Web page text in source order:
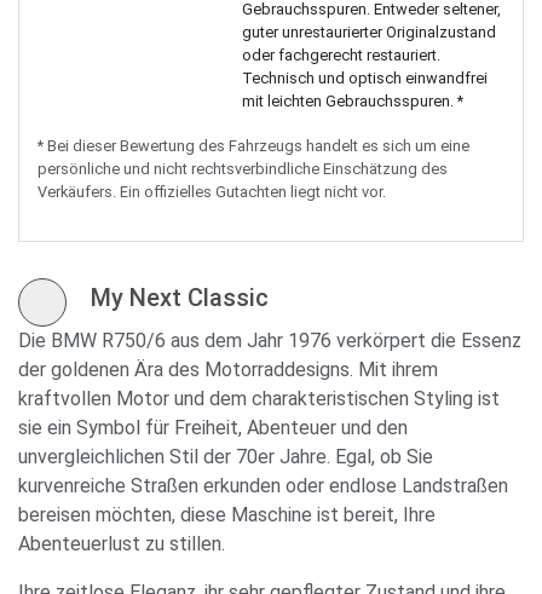
My Next Classic
Die BMW R750/6 aus dem Jahr 1976 verkörpert die Essenz
der goldenen Ära des Motorraddesigns. Mit ihrem
kraftvollen Motor und dem charakteristischen Styling ist
sie ein Symbol für Freiheit, Abenteuer und den
unvergleichlichen Stil der 70er Jahre. Egal, ob Sie
kurvenreiche Straßen erkunden oder endlose Landstraßen
bereisen möchten, diese Maschine ist bereit, Ihre
Abenteuerlust zu stillen.
Gebrauchsspuren. Entweder seltener,
guter unrestaurierter Originalzustand
oder fachgerecht restauriert.
Technisch und optisch einwandfrei
mit leichten Gebrauchsspuren. *
* Bei dieser Bewertung des Fahrzeugs handelt es sich um eine
persönliche und nicht rechtsverbindliche Einschätzung des
Verkäufers. Ein offizielles Gutachten liegt nicht vor.